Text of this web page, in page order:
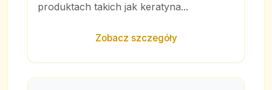
produktach takich jak keratyna...
Zobacz szczegóły